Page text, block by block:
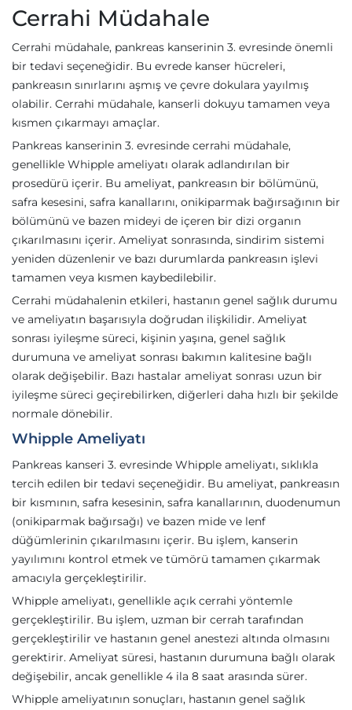
Cerrahi Müdahale
Cerrahi müdahale, pankreas kanserinin 3. evresinde önemli
bir tedavi seçeneğidir. Bu evrede kanser hücreleri,
pankreasın sınırlarını aşmış ve çevre dokulara yayılmış
olabilir. Cerrahi müdahale, kanserli dokuyu tamamen veya
kısmen çıkarmayı amaçlar.
Pankreas kanserinin 3. evresinde cerrahi müdahale,
genellikle Whipple ameliyatı olarak adlandırılan bir
prosedürü içerir. Bu ameliyat, pankreasın bir bölümünü,
safra kesesini, safra kanallarını, onikiparmak bağırsağının bir
bölümünü ve bazen mideyi de içeren bir dizi organın
çıkarılmasını içerir. Ameliyat sonrasında, sindirim sistemi
yeniden düzenlenir ve bazı durumlarda pankreasın işlevi
tamamen veya kısmen kaybedilebilir.
Cerrahi müdahalenin etkileri, hastanın genel sağlık durumu
ve ameliyatın başarısıyla doğrudan ilişkilidir. Ameliyat
sonrası iyileşme süreci, kişinin yaşına, genel sağlık
durumuna ve ameliyat sonrası bakımın kalitesine bağlı
olarak değişebilir. Bazı hastalar ameliyat sonrası uzun bir
iyileşme süreci geçirebilirken, diğerleri daha hızlı bir şekilde
normale dönebilir.
Whipple Ameliyatı
Pankreas kanseri 3. evresinde Whipple ameliyatı, sıklıkla
tercih edilen bir tedavi seçeneğidir. Bu ameliyat, pankreasın
bir kısmının, safra kesesinin, safra kanallarının, duodenumun
(onikiparmak bağırsağı) ve bazen mide ve lenf
düğümlerinin çıkarılmasını içerir. Bu işlem, kanserin
yayılımını kontrol etmek ve tümörü tamamen çıkarmak
amacıyla gerçekleştirilir.
Whipple ameliyatı, genellikle açık cerrahi yöntemle
gerçekleştirilir. Bu işlem, uzman bir cerrah tarafından
gerçekleştirilir ve hastanın genel anestezi altında olmasını
gerektirir. Ameliyat süresi, hastanın durumuna bağlı olarak
değişebilir, ancak genellikle 4 ila 8 saat arasında sürer.
Whipple ameliyatının sonuçları, hastanın genel sağlık